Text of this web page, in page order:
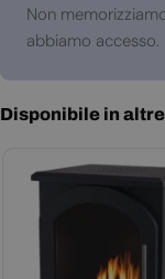
Non
abbiamo accesso.
Disponibile in